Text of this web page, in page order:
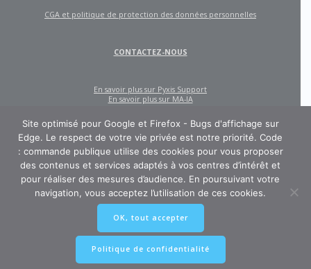
CODE : COMMANDE PUBLIQUE
Un site créé et édité par Pyxis Support, cabinet de conseil en achats et
marchés publics : AMO, Externalisation des marchés, Contract Management,
Ingénierie contractuelle
CGA et politique de protection des données personnelles
CONTACTEZ-NOUS
En savoir plus sur Pyxis Support
En savoir plus sur MA-IA
Site optimisé pour Google et Firefox - Bugs d'affichage sur
Edge. Le respect de votre vie privée est notre priorité. Code
: commande publique utilise des cookies pour vous proposer
des contenus et services adaptés à vos centres d’intérêt et
pour réaliser des mesures d’audience. En poursuivant votre
navigation, vous acceptez l’utilisation de ces cookies.
OK, tout accepter
Politique de confidentialité